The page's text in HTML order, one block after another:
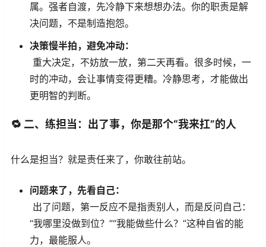
属。强者自渡，先冷静下来想想办法。你的职责是解
决问题，不是制造抱怨。
决策慢半拍，避免冲动：
重大决定，不妨放一放，第二天再看。很多时候，一
时的冲动，会让事情变得更糟。冷静思考，才能做出
更明智的判断。
🔁 二、练担当：出了事，你是那个“我来扛”的人
什么是担当？就是责任来了，你敢往前站。
问题来了，先看自己：
出了问题，第一反应不是指责别人，而是反问自己：
“我哪里没做到位？”“我能做些什么？”这种自省的能
力，最能服人。